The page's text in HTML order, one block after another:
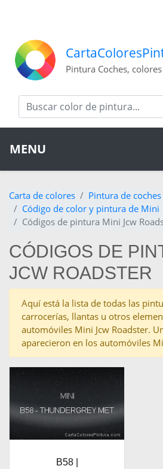
Pintura Coches, colores
MENU
Carta de colores
Pintura de coches
Código de color y pintura de Mini
Códigos de pintura Mini Jcw
CÓDIGOS DE
JCW ROADSTER
Aquí está la lista de todas las
carrocerías, llantas u otros
automóviles Mini Jcw Roadster.
aparecieron en los automóviles
B58 |